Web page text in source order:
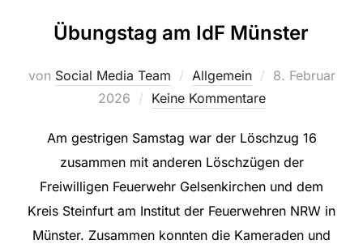
Übungstag am IdF Münster
von Social Media Team Allgemein
Veröffentlicht
8. Februar
2026
Keine Kommentare
Am gestrigen Samstag war der Löschzug 16
zusammen mit anderen Löschzügen der
Freiwilligen Feuerwehr Gelsenkirchen und dem
Kreis Steinfurt am Institut der Feuerwehren NRW in
Münster. Zusammen konnten die Kameraden und